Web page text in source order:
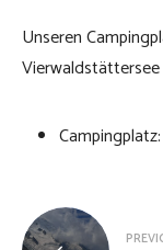
Unseren